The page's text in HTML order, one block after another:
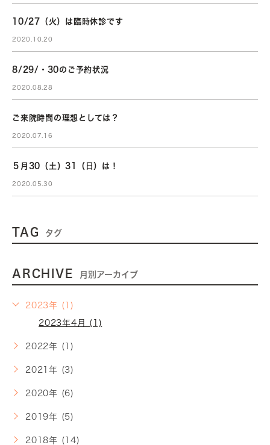
10/27（火）は臨時休診です
2020.10.20
8/29/・30のご予約状況
2020.08.28
ご来院時間の理想としては？
2020.07.16
５月30（土）31（日）は！
2020.05.30
TAG タグ
ARCHIVE 月別アーカイブ
2023年 (1)
2023年4月 (1)
2022年 (1)
2021年 (3)
2020年 (6)
2019年 (5)
2018年 (14)